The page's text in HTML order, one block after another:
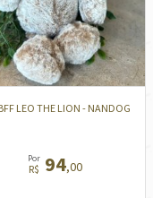
LEO THE LION - NANDOG
Por
R$ 94,00